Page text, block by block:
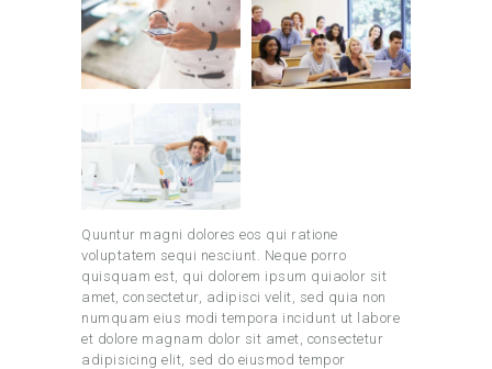
Quuntur magni dolores eos qui ratione
voluptatem sequi nesciunt. Neque porro
quisquam est, qui dolorem ipsum quiaolor sit
amet, consectetur, adipisci velit, sed quia non
numquam eius modi tempora incidunt ut labore
et dolore magnam dolor sit amet, consectetur
adipisicing elit, sed do eiusmod tempor